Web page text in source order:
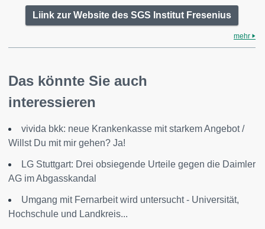
Liink zur Website des SGS Institut Fresenius
mehr
Das könnte Sie auch
interessieren
vivida bkk: neue Krankenkasse mit starkem Angebot /
Willst Du mit mir gehen? Ja!
LG Stuttgart: Drei obsiegende Urteile gegen die Daimler
AG im Abgasskandal
Umgang mit Fernarbeit wird untersucht - Universität,
Hochschule und Landkreis...